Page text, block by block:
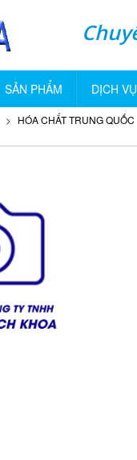
SẢN PHẨM DỊCH VỤ
HÓA CHẤT TRUNG QUỐC